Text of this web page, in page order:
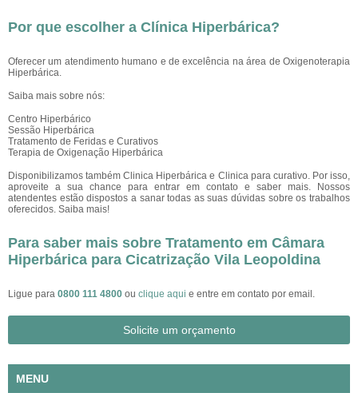
Por que escolher a Clínica Hiperbárica?
Oferecer um atendimento humano e de excelência na área de Oxigenoterapia
Hiperbárica.
Saiba mais sobre nós:
Centro Hiperbárico
Sessão Hiperbárica
Tratamento de Feridas e Curativos
Terapia de Oxigenação Hiperbárica
Disponibilizamos também Clinica Hiperbárica e Clinica para curativo. Por isso,
aproveite a sua chance para entrar em contato e saber mais. Nossos
atendentes estão dispostos a sanar todas as suas dúvidas sobre os trabalhos
oferecidos. Saiba mais!
Para saber mais sobre Tratamento em Câmara
Hiperbárica para Cicatrização Vila Leopoldina
Ligue para 0800 111 4800 ou clique aqui e entre em contato por email.
Solicite um orçamento
MENU